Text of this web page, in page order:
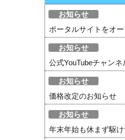
お知らせ
ポータルサイトをオ
お知らせ
公式YouTubeチャンネ
お知らせ
価格改定のお知らせ
お知らせ
年末年始も休まず駆け